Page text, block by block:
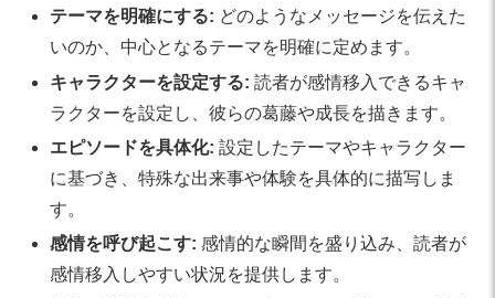
テーマを明確にする: どのようなメッセージを伝えた
いのか、中心となるテーマを明確に定めます。
キャラクターを設定する: 読者が感情移入できるキャ
ラクターを設定し、彼らの葛藤や成長を描きます。
エピソードを具体化: 設定したテーマやキャラクター
に基づき、特殊な出来事や体験を具体的に描写しま
す。
感情を呼び起こす: 感情的な瞬間を盛り込み、読者が
感情移入しやすい状況を提供します。